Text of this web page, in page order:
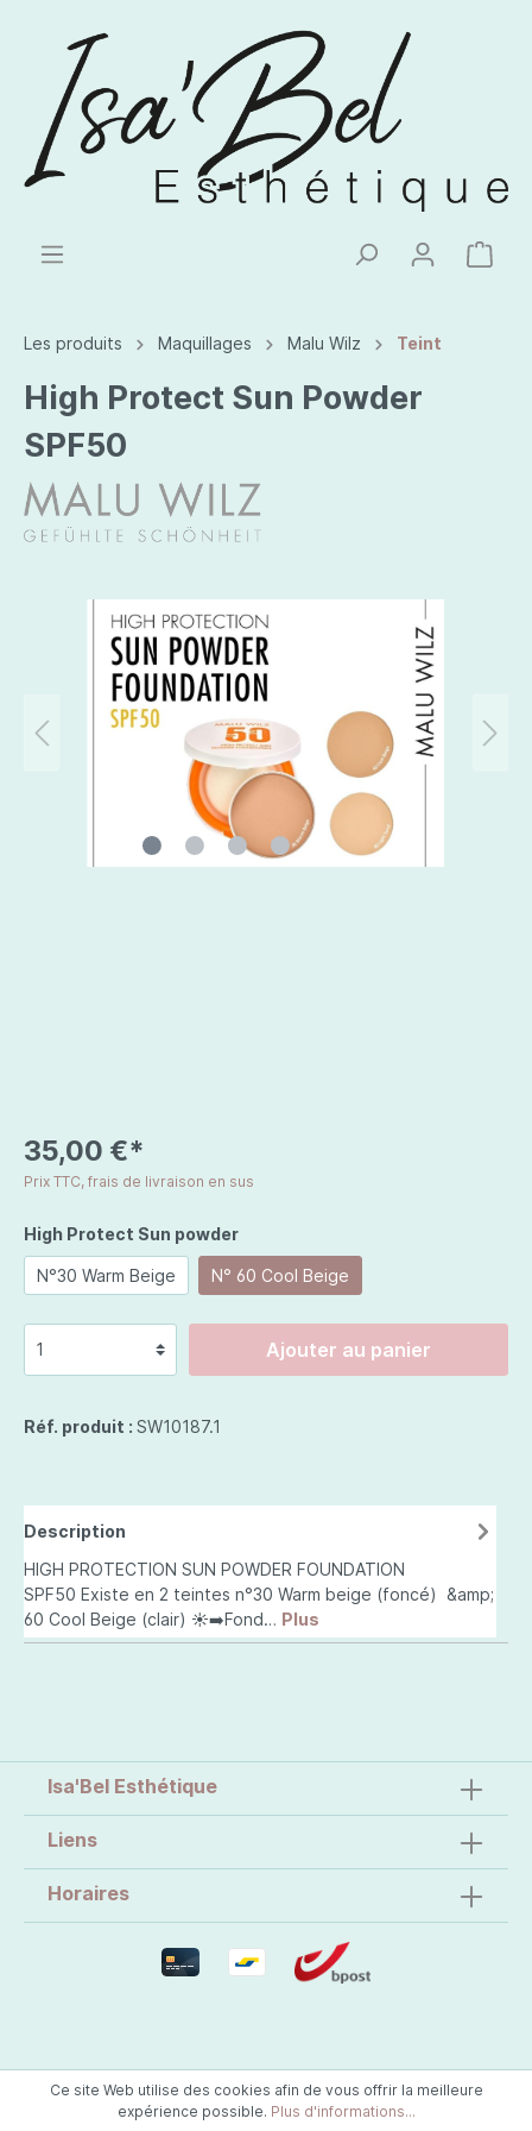
Les produits Maquillages Malu Wilz Teint
High Protect Sun Powder
SPF50
35,00 €*
Prix TTC, frais de livraison en sus
High Protect Sun powder
N°30 Warm Beige N° 60 Cool Beige
Ajouter au panier
Réf. produit : SW10187.1
Description
HIGH PROTECTION SUN POWDER FOUNDATION
SPF50 Existe en 2 teintes n°30 Warm beige (foncé) &amp;
60 Cool Beige (clair) ☀️➡️Fond… Plus
Isa'Bel Esthétique
Liens
Horaires
Ce site Web utilise des cookies afin de vous offrir la meilleure
expérience possible. Plus d'informations...